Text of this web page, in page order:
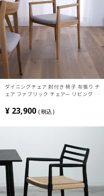
ダイニングチェア 肘付き 椅子 布張り チ
ェア ファブリック チェアー リビング イ
ル 北欧 モダン 完成品
¥ 23,900 税込